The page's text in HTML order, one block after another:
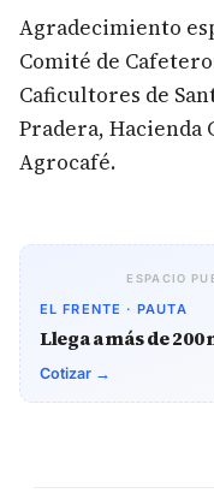
Agradecimiento
Comité de
Caficultores de
Pradera, Hacienda
Agrocafé.
ESPACIO
EL FRENTE · PAUTA
Llega a más de
Cotizar →